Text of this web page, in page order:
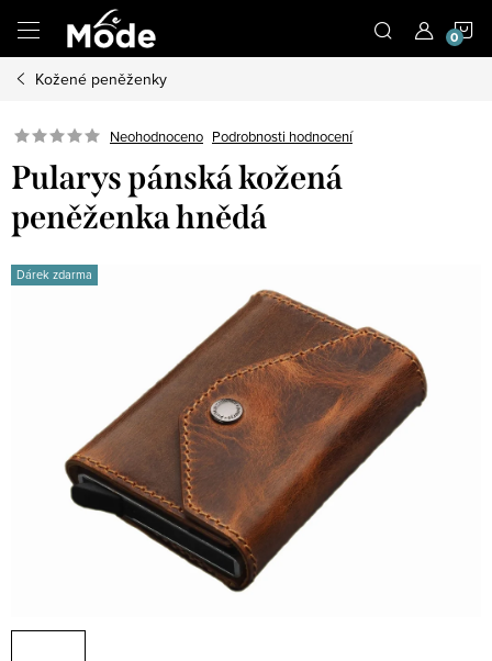
obsah
Kožené peněženky
Neohodnoceno Podrobnosti hodnocení
Pularys pánská kožená
peněženka hnědá
Dárek zdarma